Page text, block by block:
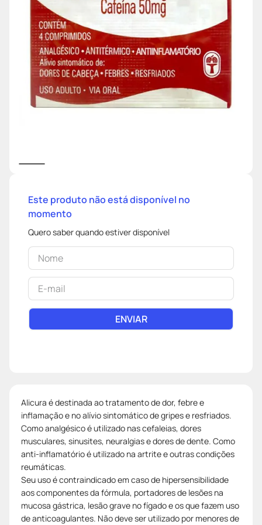
Este produto não está disponível no
momento
Quero saber quando estiver disponível
ENVIAR
Alicura é destinada ao tratamento de dor, febre e
inflamação e no alívio sintomático de gripes e resfriados.
Como analgésico é utilizado nas cefaleias, dores
musculares, sinusites, neuralgias e dores de dente. Como
anti-inflamatório é utilizado na artrite e outras condições
reumáticas.
Seu uso é contraindicado em caso de hipersensibilidade
aos componentes da fórmula, portadores de lesões na
mucosa gástrica, lesão grave no fígado e os que fazem uso
de anticoagulantes. Não deve ser utilizado por menores de